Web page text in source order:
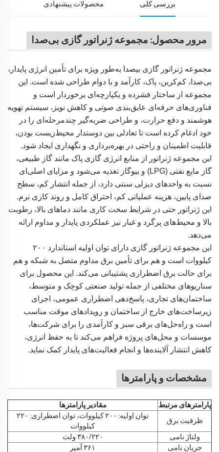
بررسی کلی محصولات پیشنهادی
مرور محصول: مجموعه ژنراتور گازی بی‌صدا
مجموعه ژنراتور گازی بیصدا به‌طور ویژه برای تأمین انرژی پایدار،
بی‌صدا، کم‌کربن، پاک، کارآمد و با دوام طراحی شده است. این
مجموعه از ساختار فشرده و یکپارچه‌ای برخوردار است و
فناوری‌های حرفه‌ای عایق‌بندی صوتی و کاهش نویز، سیستم تهویه
هوشمند و دفع حرارت، و طراحی ضربه‌گیر چندمرحله‌ای را در
خود ادغام کرده است تا تعادلی بین دوستدار محیط‌زیست بودن،
قابلیت اطمینان و راحتی در بهره‌برداری و نگهداری ایجاد شود.
این مجموعه ژنراتور از منابع انرژی گازی پاک مانند گاز طبیعی،
گاز مایع نفتی (LPG) و بیوگاز تغذیه می‌شود و مزایای اصلی‌ای
نسبت به واحدهای دیزلی سنتی دارد، از جمله انتشار کم، سطح
صدای پایین، هزینه عملیاتی کم، احتراق کامل و روند کاری نرم.
این ژنراتور حتی در شرایط سخت کاری مانند دماهای بالا، رطوبت
بالا و محیط‌های پرگرد و غبار نیز عملکردی پایدار و مداوم ارائه
می‌دهد.
این مجموعه ژنراتور گازی دارای توان اولیه استاندارد ۲۰۰
کیلووات است و هم برای تأمین برق مداوم متصل به شبکه و هم
برای حالت برق اضطراری پشتیبانی می‌کند. این محصول برای
سناریوهای مختلفی از جمله تولید صنعتی کوچک و متوسط،
ساختمان‌های تجاری، پاسخ‌دهی اضطراری عمومی، اجرای
زیرساخت‌های خارج از ساختمان و رویدادهای موقت مناسب
است و راه‌حل‌های برقی سبز و کارآمدی را برای شرکت‌ها،
موسسات و محل‌های پروژه فراهم می‌کند تا به حفظ انرژی،
کاهش انتشار آلاینده‌ها و انجام فعالیت‌های پایدار کمک نماید.
مشخصات و پارامترها
پارامترهای مرتبط مقادیر پارامترها
ظرفیت برق
توان اولیه: ۲۰۰ کیلووات، توان اضطراری: ۲۲۰
کیلووات
ولتاژ نامی
۳۸۰/۲۲۰ ولت
جریان نامی
۳۶۱ آمپر